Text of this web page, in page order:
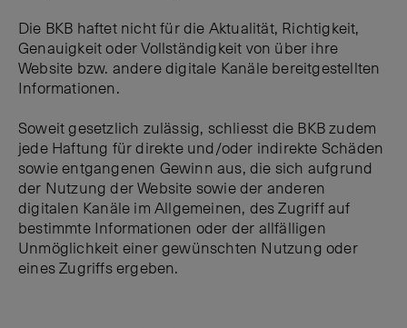
Die BKB haftet nicht für die Aktualität, Richtigkeit,
Genauigkeit oder Vollständigkeit von über ihre
Website bzw. andere digitale Kanäle bereitgestellten
Informationen.
Soweit gesetzlich zulässig, schliesst die BKB zudem
jede Haftung für direkte und/oder indirekte Schäden
sowie entgangenen Gewinn aus, die sich aufgrund
der Nutzung der Website sowie der anderen
digitalen Kanäle im Allgemeinen, des Zugriff auf
bestimmte Informationen oder der allfälligen
Unmöglichkeit einer gewünschten Nutzung oder
eines Zugriffs ergeben.